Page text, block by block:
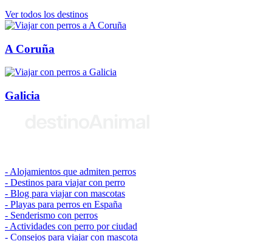
Ver todos los destinos
A Coruña
Galicia
Alojamientos que admiten perros
Destinos para viajar con perro
Blog para viajar con mascotas
Playas para perros en España
Senderismo con perros
Actividades con perro por ciudad
Consejos para viajar con mascota